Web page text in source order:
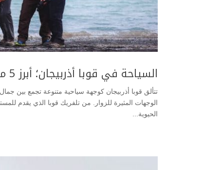
السياحة في قوبا أذربيجان؛ أبرز 5 مميزات لتلفريك قوبا
تتألق قوبا أذربيجان كوجهة سياحية متنوعة تجمع بين
الوجهات المثيرة للزوار. من تلفريك قوبا الذي يقدم
الحيوية...